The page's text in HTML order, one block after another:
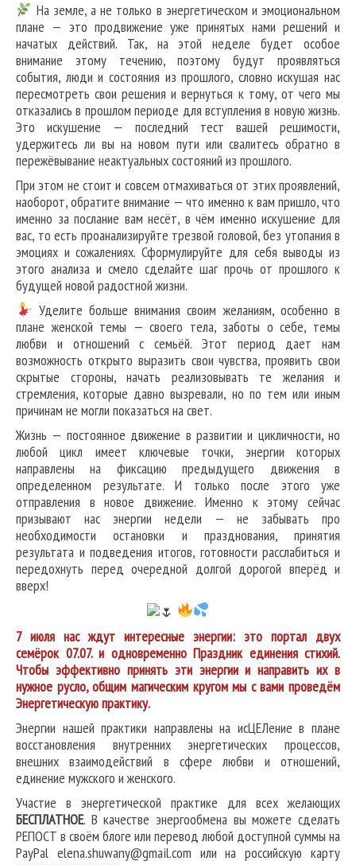
На земле, а не только в энергетическом и эмоциональном
плане — это продвижение уже принятых нами решений и
начатых действий. Так, на этой неделе будет особое
внимание этому течению, поэтому будут проявляться
события, люди и состояния из прошлого, словно искушая нас
пересмотреть свои решения и вернуться к тому, от чего мы
отказались в прошлом периоде для вступления в новую жизнь.
Это искушение — последний тест вашей решимости,
удержитесь ли вы на новом пути или свалитесь обратно в
пережёвывание неактуальных состояний из прошлого.
При этом не стоит и совсем отмахиваться от этих проявлений,
наоборот, обратите внимание — что именно к вам пришло, что
именно за послание вам несёт, в чём именно искушение для
вас, то есть проанализируйте трезвой головой, без утопания в
эмоциях и сожалениях. Сформулируйте для себя выводы из
этого анализа и смело сделайте шаг прочь от прошлого к
будущей новой радостной жизни.
Уделите больше внимания своим желаниям, особенно в
плане женской темы — своего тела, заботы о себе, темы
любви и отношений с семьёй. Этот период дает нам
возможность открыто выразить свои чувства, проявить свои
скрытые стороны, начать реализовывать те желания и
стремления, которые давно вызревали, но по тем или иным
причинам не могли показаться на свет.
Жизнь — постоянное движение в развитии и цикличности, но
любой цикл имеет ключевые точки, энергии которых
направлены на фиксацию предыдущего движения в
определенном результате. И только после этого уже
отправления в новое движение. Именно к этому сейчас
призывают нас энергии недели — не забывать про
необходимости остановки и празднования, принятия
результата и подведения итогов, готовности расслабиться и
передохнуть перед очередной долгой дорогой вперёд и
вверх!
7 июля нас ждут интересные энергии: это портал двух
семёрок 07.07. и одновременно Праздник единения стихий.
Чтобы эффективно принять эти энергии и направить их в
нужное русло, общим магическим кругом мы с вами проведём
Энергетическую практику.
Энергии нашей практики направлены на исЦЕЛение в плане
восстановления внутренних энергетических процессов,
внешних взаимодействий в сфере любви и отношений,
единение мужского и женского.
Участие в энергетической практике для всех желающих
БЕСПЛАТНОЕ. В качестве энергообмена вы можете сделать
РЕПОСТ в своём блоге или перевод любой доступной суммы на
PayPal elena.shuwany@gmail.com или на российскую карту